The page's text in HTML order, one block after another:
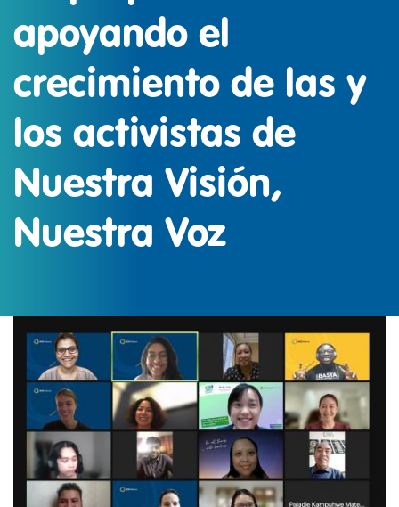
apoyando el
crecimiento de las y
los activistas de
Nuestra Visión,
Nuestra Voz